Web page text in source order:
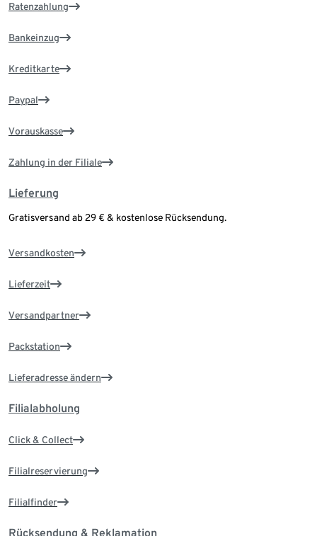
Ratenzahlung
Bankeinzug
Kreditkarte
Paypal
Vorauskasse
Zahlung in der Filiale
Lieferung
Gratisversand ab 29 € & kostenlose Rücksendung.
Versandkosten
Lieferzeit
Versandpartner
Packstation
Lieferadresse ändern
Filialabholung
Click & Collect
Filialreservierung
Filialfinder
Rücksendung & Reklamation